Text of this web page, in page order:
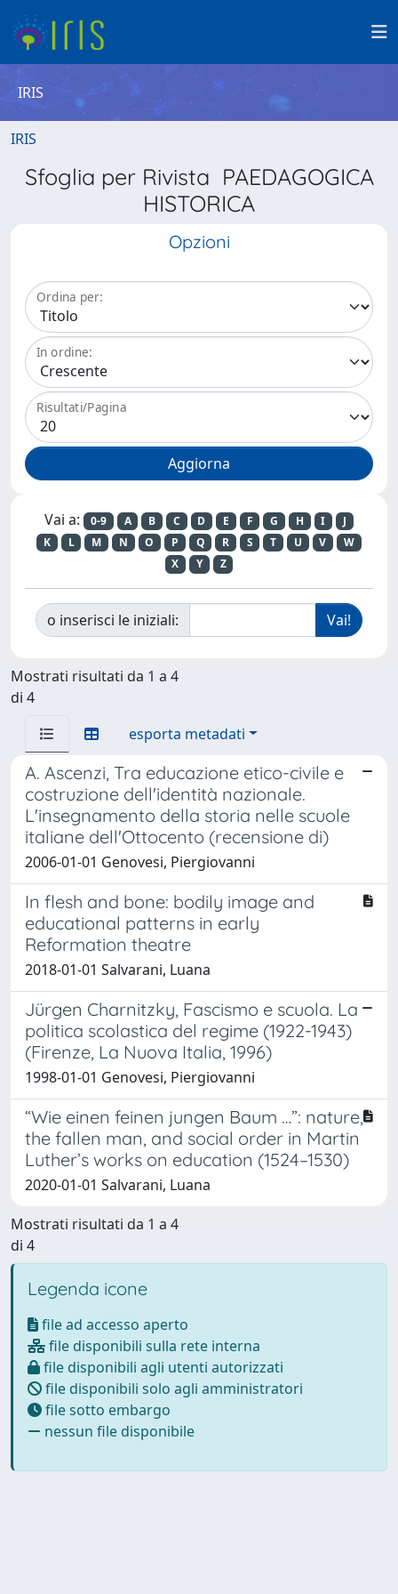
IRIS
IRIS
Sfoglia per Rivista PAEDAGOGICA
HISTORICA
Opzioni
Ordina per:
In ordine:
Risultati/Pagina
Vai a: 0-9 A B C D E F G H I
J
K
L M N O P Q R S T U V
W
X
Y Z
o inserisci le iniziali:
Mostrati risultati da 1 a 4
di 4
esporta metadati
A. Ascenzi, Tra educazione etico-civile e
costruzione dell'identità nazionale.
L'insegnamento della storia nelle scuole
italiane dell'Ottocento (recensione di)
2006-01-01 Genovesi, Piergiovanni
In flesh and bone: bodily image and
educational patterns in early
Reformation theatre
2018-01-01 Salvarani, Luana
Jürgen Charnitzky, Fascismo e scuola. La
politica scolastica del regime (1922-1943)
(Firenze, La Nuova Italia, 1996)
1998-01-01 Genovesi, Piergiovanni
“Wie einen feinen jungen Baum …”: nature,
the fallen man, and social order in Martin
Luther’s works on education (1524–1530)
2020-01-01 Salvarani, Luana
Mostrati risultati da 1 a 4
di 4
Legenda icone
file ad accesso aperto
file disponibili sulla rete interna
file disponibili agli utenti autorizzati
file disponibili solo agli amministratori
file sotto embargo
nessun file disponibile